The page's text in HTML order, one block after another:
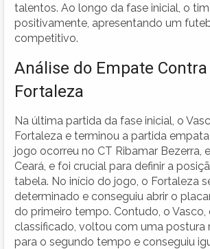
talentos. Ao longo da fase inicial, o
positivamente, apresentando um
competitivo.
Análise do Empate
Fortaleza
Na última partida da fase inicial, o
Fortaleza e terminou a partida
jogo ocorreu no CT Ribamar Bezerra,
Ceará, e foi crucial para definir a
tabela. No início do jogo, o Fortaleza
determinado e conseguiu abrir o
do primeiro tempo. Contudo, o Vasco,
classificado, voltou com uma postura
para o segundo tempo e conseguiu